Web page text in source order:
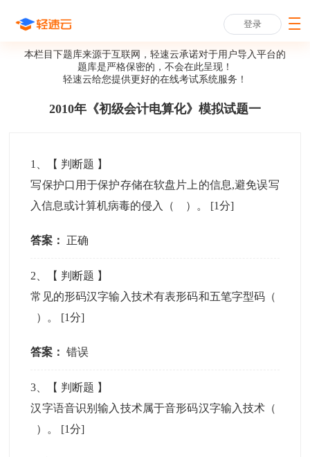
登录
本栏目下题库来源于互联网，轻速云承诺对于用户导入平台的
题库是严格保密的，不会在此呈现！
轻速云给您提供更好的在线考试系统服务！
2010年《初级会计电算化》模拟试题一
1 、【 判断题 】
写保护口用于保护存储在软盘片上的信息,避免误写
入信息或计算机病毒的侵入（ ）。 [1分]
答案： 正确
2 、【 判断题 】
常见的形码汉字输入技术有表形码和五笔字型码（
）。 [1分]
答案： 错误
3 、【 判断题 】
汉字语音识别输入技术属于音形码汉字输入技术（
）。 [1分]